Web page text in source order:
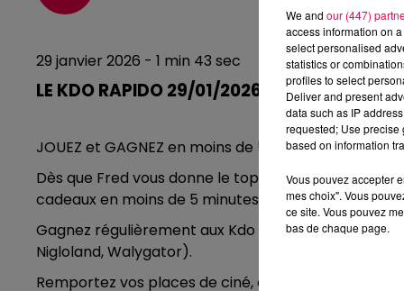
29 janvier 2026 - 1 min 43 sec
LE KDO RAPIDO 29/01/2026
JOUEZ et GAGNEZ en moins de 5 minutes !
Dès que Fred vous donne le top entre 09h00 et
cadeaux en moins de 5 minutes.
Gagnez régulièrement aux Kdo Rapido vos
Nigloland, Walygator).
Remportez vos places de ciné, des accès aux
We and our (447)
access information on
select personalised
statistics or
profiles to select
Deliver and present
data such as IP
requested; Use precise
based on information
Vous pouvez accepter
mes choix". Vous
ce site. Vous pouvez
bas de chaque page.